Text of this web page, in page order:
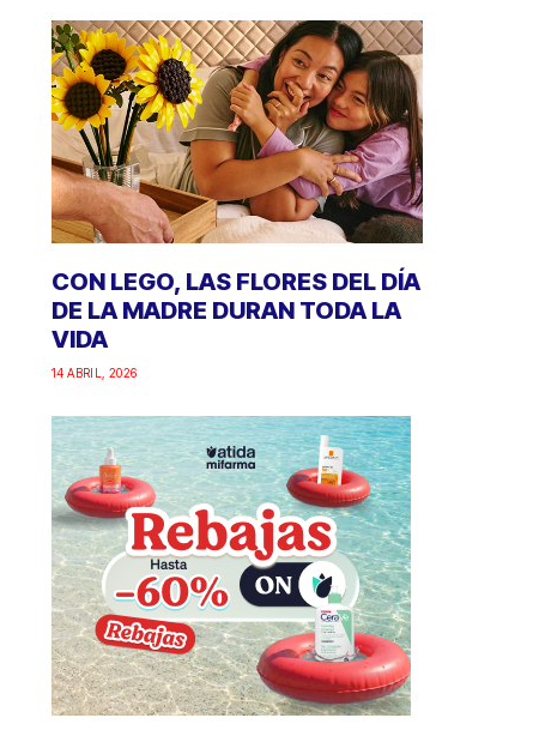
CON LEGO, LAS FLORES DEL DÍA
DE LA MADRE DURAN TODA LA
VIDA
14 ABRIL, 2026